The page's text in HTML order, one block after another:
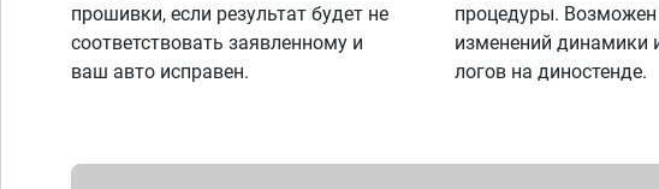
прошивки, если результат будет не
соответствовать заявленному и
ваш авто исправен.
процедуры.
изменений динамики
логов на диностенде.